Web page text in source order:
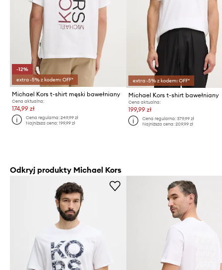
-12%
extra -5% z kodem: OFF*
Michael Kors t-shirt męski bawełniany
Cena aktualna:
174,99 zł
Cena regularna:249,99 zł
Najniższa cena:199,99 zł
extra -5% z kodem: OFF*
Michael Kors t-shirt bawełniany
Cena aktualna:
199,99 zł
Cena regularna: 379,99 zł
Najniższa cena: 209,99 zł
Odkryj produkty Michael Kors